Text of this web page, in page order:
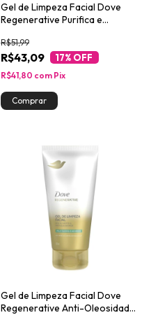
Gel de Limpeza Facial Dove
Regenerative Purifica e
R$43,09
R$51,99
17% OFF
R$41,80 com Pix
Gel de Limpeza Facial Dove
Regenerative Anti-Oleosidade